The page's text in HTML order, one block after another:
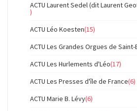
ACTU Laurent Sedel (dit Laurent
)
ACTU Léo Koesten(15)
ACTU Les Grandes Orgues de
ACTU Les Hurlements d'Léo(17)
ACTU Les Presses d'île de France(6)
ACTU Marie B. Lévy(6)